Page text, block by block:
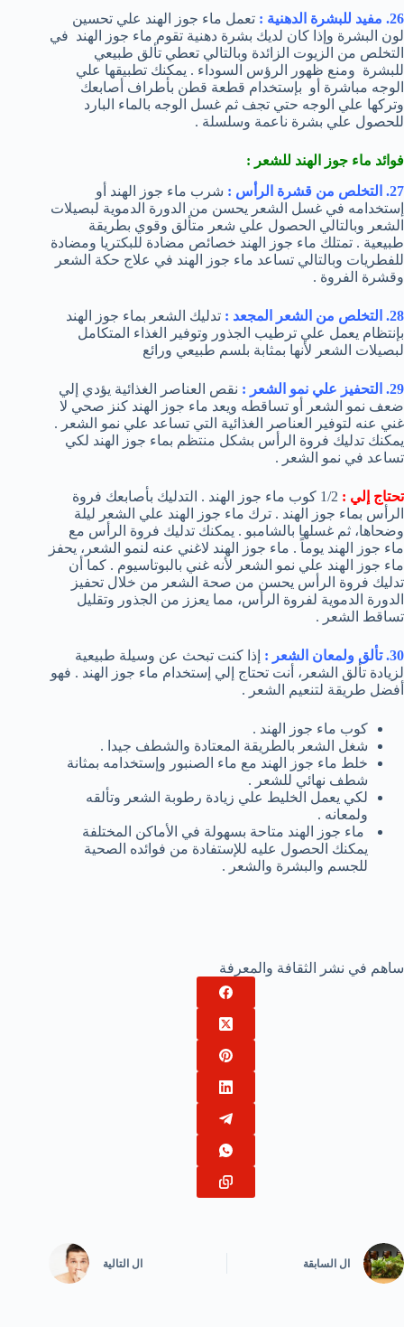
26. مفيد للبشرة الدهنية :
تعمل ماء جوز الهند علي تحسين
لون البشرة وإذا كان لديك بشرة دهنية تقوم ماء جوز الهند في
التخلص من الزيوت الزائدة وبالتالي تعطي تألق طبيعي
للبشرة ومنع ظهور الرؤس السوداء . يمكنك تطبيقها علي
الوجه مباشرة أو بإستخدام قطعة قطن بأطراف أصابعك
وتركها علي الوجه حتي تجف ثم غسل الوجه بالماء البارد
للحصول علي بشرة ناعمة وسلسلة .
فوائد ماء جوز الهند للشعر :
27. التخلص من قشرة الرأس :
شرب ماء جوز الهند أو
إستخدامه في غسل الشعر يحسن من الدورة الدموية لبصيلات
الشعر وبالتالي الحصول علي شعر متألق وقوي بطريقة
طبيعية . تمتلك ماء جوز الهند خصائص مضادة للبكتريا ومضادة
للفطريات وبالتالي تساعد ماء جوز الهند في علاج حكة الشعر
وقشرة الفروة .
28. التخلص من الشعر المجعد :
تدليك الشعر بماء جوز الهند
بإنتظام يعمل علي ترطيب الجذور وتوفير الغذاء المتكامل
لبصيلات الشعر لأنها بمثابة بلسم طبيعي ورائع
29. التحفيز علي نمو الشعر :
نقص العناصر الغذائية يؤدي إلي
ضعف نمو الشعر أو تساقطه ويعد ماء جوز الهند كنز صحي لا
غني عنه لتوفير العناصر الغذائية التي تساعد علي نمو الشعر .
يمكنك تدليك فروة الرأس بشكل منتظم بماء جوز الهند لكي
تساعد في نمو الشعر .
تحتاج إلي :
1/2 كوب ماء جوز الهند . التدليك بأصابعك فروة
الرأس بماء جوز الهند . ترك ماء جوز الهند علي الشعر ليلة
وضحاها، ثم غسلها بالشامبو . يمكنك تدليك فروة الرأس مع
ماء جوز الهند يوماً . ماء جوز الهند لاغني عنه لنمو الشعر، يحفز
ماء جوز الهند علي نمو الشعر لأنه غني بالبوتاسيوم . كما أن
تدليك فروة الرأس يحسن من صحة الشعر من خلال تحفيز
الدورة الدموية لفروة الرأس، مما يعزز من الجذور وتقليل
تساقط الشعر .
30. تألق ولمعان الشعر :
إذا كنت تبحث عن وسيلة طبيعية
لزيادة تألق الشعر، أنت تحتاج إلي إستخدام ماء جوز الهند . فهو
أفضل طريقة لتنعيم الشعر .
كوب ماء جوز الهند .
شغل الشعر بالطريقة المعتادة والشطف جيدا .
خلط ماء جوز الهند مع ماء الصنبور وإستخدامه بمثانة
شطف نهائي للشعر .
لكي يعمل الخليط علي زيادة رطوبة الشعر وتألقه
ولمعانه .
ماء جوز الهند متاحة بسهولة في الأماكن المختلفة
يمكنك الحصول عليه للإستفادة من فوائده الصحية
للجسم والبشرة والشعر .
ساهم في نشر الثقافة والمعرفة
ال السابقة ال التالية